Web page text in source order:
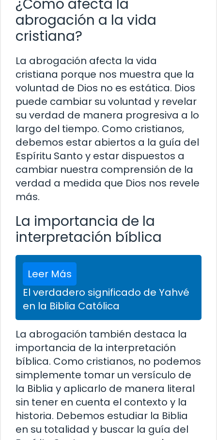
¿Cómo afecta la
abrogación a la vida
cristiana?
La abrogación afecta la vida
cristiana porque nos muestra que la
voluntad de Dios no es estática. Dios
puede cambiar su voluntad y revelar
su verdad de manera progresiva a lo
largo del tiempo. Como cristianos,
debemos estar abiertos a la guía del
Espíritu Santo y estar dispuestos a
cambiar nuestra comprensión de la
verdad a medida que Dios nos revele
más.
La importancia de la
interpretación bíblica
Leer Más
El verdadero significado de Yahvé
en la Biblia Católica
La abrogación también destaca la
importancia de la interpretación
bíblica. Como cristianos, no podemos
simplemente tomar un versículo de
la Biblia y aplicarlo de manera literal
sin tener en cuenta el contexto y la
historia. Debemos estudiar la Biblia
en su totalidad y buscar la guía del